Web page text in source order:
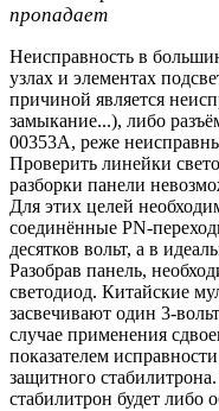
пропадает
Неисправность в
узлах и элементах
причиной является
замыкание...), либо
00353A, реже
Проверить линейки
разборки панели
Для этих целей
соединённые PN-
десятков вольт, а в
Разобрав панель,
светодиод. Китайские
засвечивают один 3-
случае применения
показателем
защитного
стабилитрон будет либо